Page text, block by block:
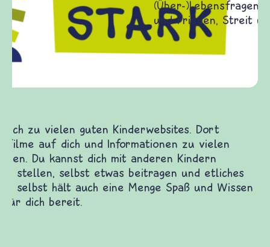
Frieden Fragen
Fragen von Krieg und Frieden, Streit und
Gewalt informiert und einen Austausch zu
diesem Themenbereich ermöglicht. frieden-
fragen.de bietet Antworten auf wichtige
(Über-)Lebensfragen aus den Bereichen Krieg
und Frieden, Streit und Gewalt.